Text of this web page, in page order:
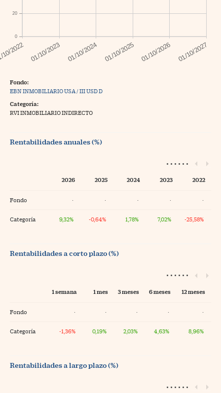
0
20
Fondo:
EBN INMOBILIARIO USA / III USD D
Categoría:
RVI INMOBILIARIO INDIRECTO
Rentabilidades anuales (%)
2026 2025 2024 2023 2022
Fondo · · · · ·
Categoría 9,32% -0,64% 1,78% 7,02% -25,58%
Rentabilidades a corto plazo (%)
1 semana 1 mes 3 meses 6 meses 12 meses
Fondo · · · · ·
Categoría -1,36% 0,19% 2,03% 4,63% 8,96%
Rentabilidades a largo plazo (%)